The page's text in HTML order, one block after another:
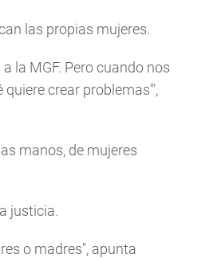
las propias mujeres.
la MGF. Pero cuando nos
crear problemas'",
manos, de mujeres
justicia.
o madres", apunta